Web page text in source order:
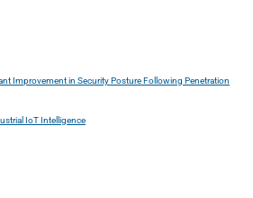
Improvement in Security Posture Following Penetration
IoT Intelligence